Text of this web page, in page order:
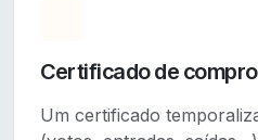
Certificado de
Um certificado